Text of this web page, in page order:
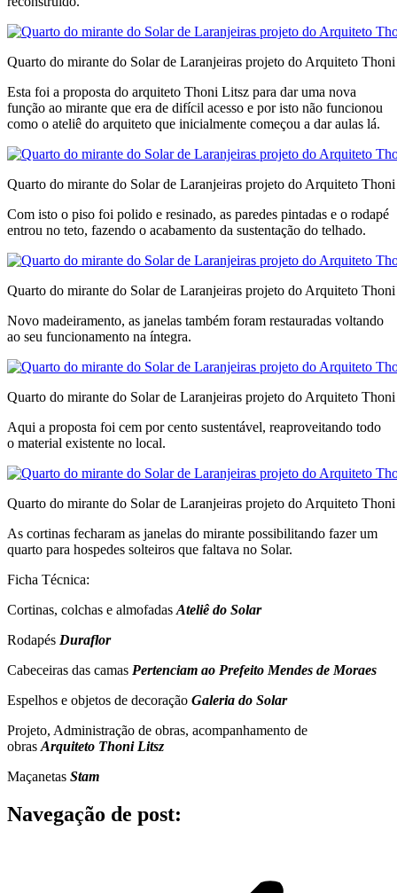
Quarto do mirante do Solar de Laranjeiras projeto do Arquiteto
Esta foi a proposta do arquiteto Thoni Litsz para dar uma nova
função ao mirante que era de difícil acesso e por isto não funcionou
como o ateliê do arquiteto que inicialmente começou a dar aulas lá.
Quarto do mirante do Solar de Laranjeiras projeto do Arquiteto
Com isto o piso foi polido e resinado, as paredes pintadas e o rodapé
entrou no teto, fazendo o acabamento da sustentação do telhado.
Quarto do mirante do Solar de Laranjeiras projeto do Arquiteto
Novo madeiramento, as janelas também foram restauradas voltando
ao seu funcionamento na íntegra.
Quarto do mirante do Solar de Laranjeiras projeto do Arquiteto
Aqui a proposta foi cem por cento sustentável, reaproveitando todo
o material existente no local.
Quarto do mirante do Solar de Laranjeiras projeto do Arquiteto
As cortinas fecharam as janelas do mirante possibilitando fazer um
quarto para hospedes solteiros que faltava no Solar.
Ficha Técnica:
Cortinas, colchas e almofadas Ateliê do Solar
Rodapés Duraflor
Cabeceiras das camas Pertenciam ao Prefeito Mendes de Moraes
Espelhos e objetos de decoração Galeria do Solar
Projeto, Administração de obras, acompanhamento de
obras Arquiteto Thoni Litsz
Maçanetas Stam
Navegação de post: